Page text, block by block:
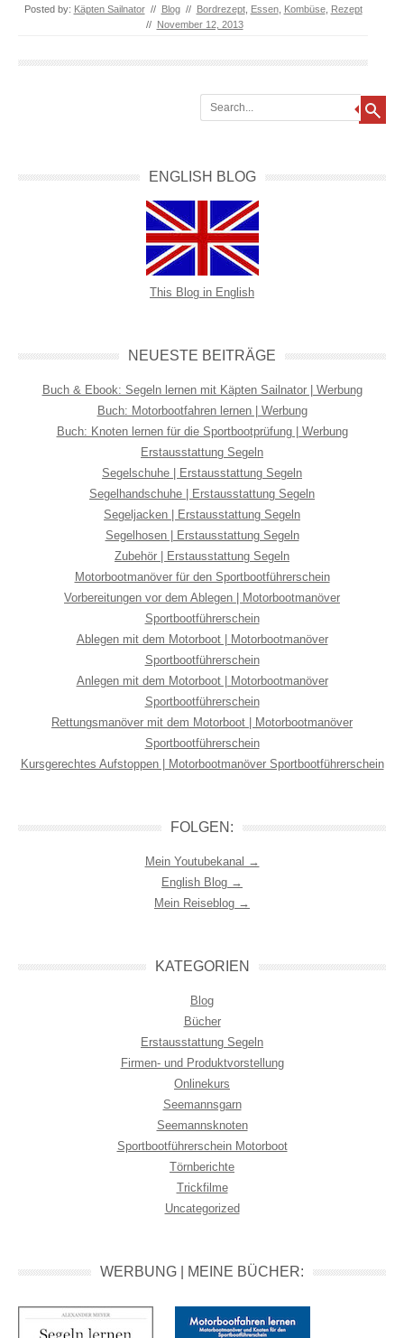
Posted by: Käpten Sailnator // Blog // Bordrezept, Essen, Kombüse, Rezept
//
November 12, 2013
Search
ENGLISH BLOG
This Blog in English
NEUESTE BEITRÄGE
Buch & Ebook: Segeln lernen mit Käpten Sailnator | Werbung
Buch: Motorbootfahren lernen | Werbung
Buch: Knoten lernen für die Sportbootprüfung | Werbung
Erstausstattung Segeln
Segelschuhe | Erstausstattung Segeln
Segelhandschuhe | Erstausstattung Segeln
Segeljacken | Erstausstattung Segeln
Segelhosen | Erstausstattung Segeln
Zubehör | Erstausstattung Segeln
Motorbootmanöver für den Sportbootführerschein
Vorbereitungen vor dem Ablegen | Motorbootmanöver
Sportbootführerschein
Ablegen mit dem Motorboot | Motorbootmanöver
Sportbootführerschein
Anlegen mit dem Motorboot | Motorbootmanöver
Sportbootführerschein
Rettungsmanöver mit dem Motorboot | Motorbootmanöver
Sportbootführerschein
Kursgerechtes Aufstoppen | Motorbootmanöver Sportbootführerschein
FOLGEN:
Mein Youtubekanal →
English Blog →
Mein Reiseblog →
KATEGORIEN
Blog
Bücher
Erstausstattung Segeln
Firmen- und Produktvorstellung
Onlinekurs
Seemannsgarn
Seemannsknoten
Sportbootführerschein Motorboot
Törnberichte
Trickfilme
Uncategorized
WERBUNG | MEINE BÜCHER: